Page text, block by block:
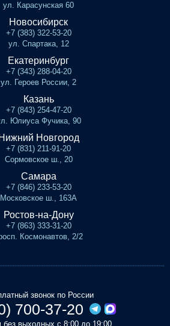
ул. Карасунская 60
Новосибирск
+7 (383) 322-53-20
ул. Спартака, 12
Екатеринбург
+7 (343) 288-04-20
ул. Героев России, 2
Казань
+7 (843) 254-47-20
Юлиуса Фучика, 90
Нижний Новгород
+7 (831) 211-91-20
Сормовское ш., 20
Самара
+7 (846) 233-53-20
Московское ш., 163А
Ростов-на-Дону
+7 (863) 333-31-20
Космонавтов, 2/2
звонок по России
700-37-20
без выходных с 8:00 до 19:00